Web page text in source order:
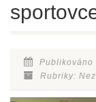
Publikováno
Rubriky: